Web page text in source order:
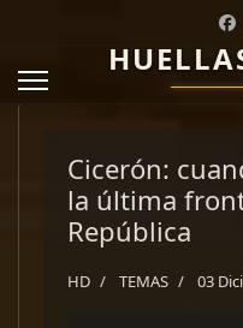
Cicerón:
la última
República
HD TEMAS 03